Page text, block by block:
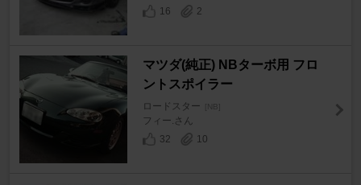
16
2
マツダ(純正) NBターボ用 フロ
ントスポイラー
ロードスター [NB]
フィー.さん
32
10